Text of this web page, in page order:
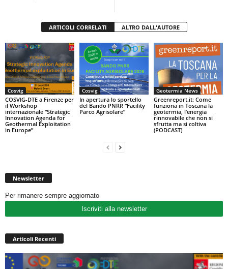
ARTICOLI CORRELATI ALTRO DALL'AUTORE
Cosvig
COSVIG-DTE a Firenze per
il Workshop
internazionale “Strategic
Innovation Agenda for
Geothermal Exploitation
in Europe”
Cosvig
In apertura lo sportello
del Bando PNRR “Facility
Parco Agrisolare”
Geotermia News
Greenreport.it: Come
funziona in Toscana la
geotermia, l’energia
rinnovabile che non si
sfrutta ma si coltiva
(PODCAST)
Newsletter
Per rimanere sempre aggiornato
Iscriviti alla newsletter
Articoli Recenti